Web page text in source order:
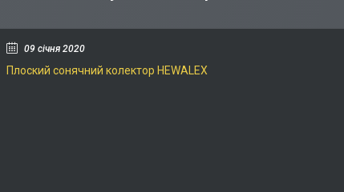
09 січня 2020
Плоский сонячний колектор HEWALEX